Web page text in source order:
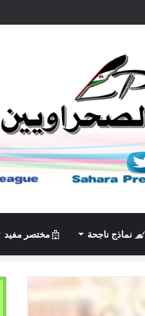
نماذج ناجحة مختصر مفيد